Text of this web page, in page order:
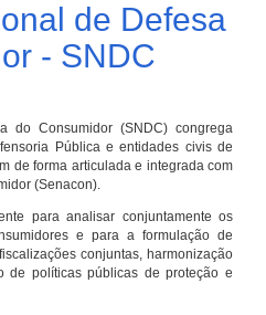
de Defesa
- SNDC
do Consumidor (SNDC) congrega
Pública e entidades civis de
de forma articulada e integrada com
(Senacon).
para analisar conjuntamente os
e para a formulação de
conjuntas, harmonização
de políticas públicas de proteção e